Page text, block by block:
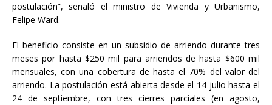
postulación”, señaló el ministro de Vivienda y Urbanismo,
Felipe Ward.
El beneficio consiste en un subsidio de arriendo durante tres
meses por hasta $250 mil para arriendos de hasta $600 mil
mensuales, con una cobertura de hasta el 70% del valor del
arriendo. La postulación está abierta desde el 14 julio hasta el
24 de septiembre, con tres cierres parciales (en agosto,